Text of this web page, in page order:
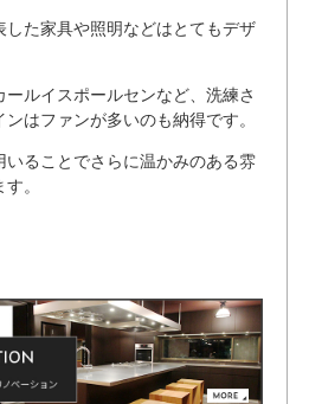
た家具や照明などはとてもデザ
ルイスポールセンなど、洗練さ
はファンが多いのも納得です。
ることでさらに温かみのある雰
。